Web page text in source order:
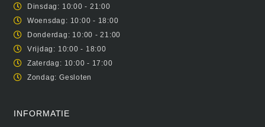
Dinsdag: 10:00 - 21:00
Woensdag: 10:00 - 18:00
Donderdag: 10:00 - 21:00
Vrijdag: 10:00 - 18:00
Zaterdag: 10:00 - 17:00
Zondag: Gesloten
INFORMATIE